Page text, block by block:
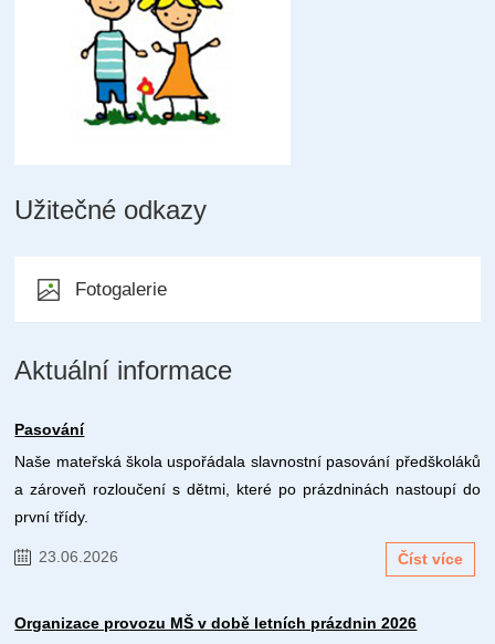
Užitečné odkazy
Fotogalerie
Aktuální informace
Pasování
Naše mateřská škola uspořádala slavnostní pasování předškoláků
a zároveň rozloučení s dětmi, které po prázdninách nastoupí do
první třídy.
23.06.2026 Číst více
Organizace provozu MŠ v době letních prázdnin 2026